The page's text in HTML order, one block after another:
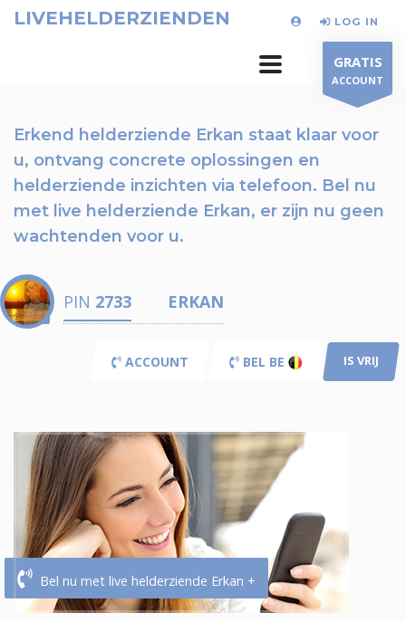
LIVEHELDERZIENDEN LOG IN
GRATIS
ACCOUNT
Erkend helderziende Erkan staat klaar voor
u, ontvang concrete oplossingen en
helderziende inzichten via telefoon. Bel nu
met live helderziende Erkan, er zijn nu geen
wachtenden voor u.
PIN 2733 ERKAN
ACCOUNT BEL BE IS VRIJ
Bel nu met live helderziende Erkan +